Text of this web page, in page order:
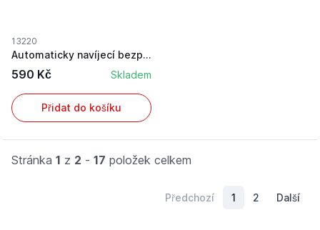
13220
Automaticky navíjecí bezpečnostní pás pro sedad...
590 Kč Skladem
Přidat do košíku
Stránka 1 z 2 - 17 položek celkem
Předchozí 1 2 Další